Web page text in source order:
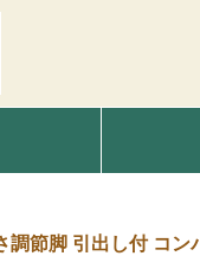
調節脚 引出し付 コ